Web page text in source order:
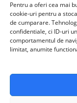
Pentru a oferi cea mai
cookie-uri pentru a
de cumparare.
confidentiale, ci ID-uri
comportamentul de
limitat, anumite
VALM